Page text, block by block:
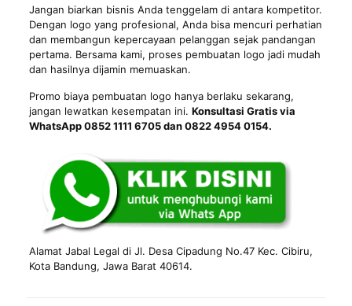
Jangan biarkan bisnis Anda tenggelam di antara kompetitor.
Dengan logo yang profesional, Anda bisa mencuri perhatian
dan membangun kepercayaan pelanggan sejak pandangan
pertama. Bersama kami, proses pembuatan logo jadi mudah
dan hasilnya dijamin memuaskan.
Promo biaya pembuatan logo hanya berlaku sekarang,
jangan lewatkan kesempatan ini. Konsultasi Gratis via
WhatsApp 0852 1111 6705 dan 0822 4954 0154.
Alamat Jabal Legal di Jl. Desa Cipadung No.47 Kec. Cibiru,
Kota Bandung, Jawa Barat 40614.